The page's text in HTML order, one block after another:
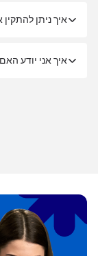
איך ניתן
איך אני יודע